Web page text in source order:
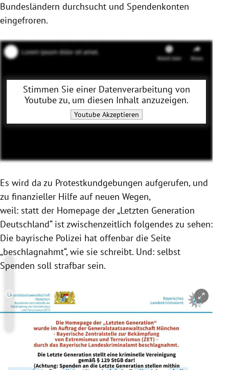
Bundesländern durchsucht und Spendenkonten
eingefroren.
Stimmen Sie einer Datenverarbeitung von
Youtubezu, um diesen Inhalt anzuzeigen.
YoutubeAkzeptieren
Es wird da zu Protestkundgebungen aufgerufen, und
zu finanzieller Hilfe auf neuen Wegen,
weil: statt der Homepage der „Letzten Generation
Deutschland“ ist zwischenzeitlich folgendes zu sehen:
Die bayrische Polizei hat offenbar die Seite
„beschlagnahmt“, wie sie schreibt. Und: selbst
Spenden soll strafbar sein.
Copyright-Hinweis öffnen/schließen